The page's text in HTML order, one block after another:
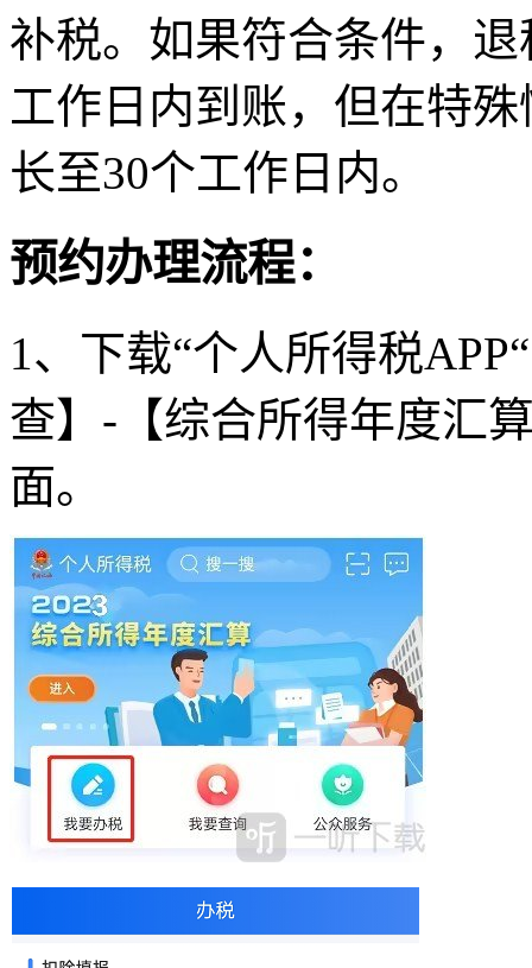
补税。如果符合条件，
工作日内到账，但在特
长至30个工作日内。
预约办理流程：
1、下载“个人所得税
查】-【综合所得年度汇
面。